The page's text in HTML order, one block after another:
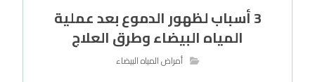
3 أسباب لظهور الدموع بعد عملية
المياه البيضاء وطرق العلاج
أمراض المياه البيضاء